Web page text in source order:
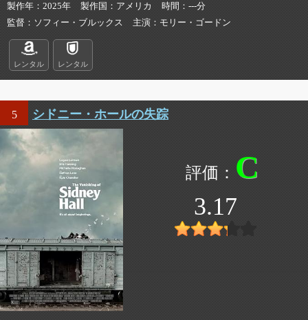
製作年 2025年 製作国 アメリカ 時間
---分
監督
ソフィー・ブルックス 主演 モリー・ゴードン
レンタル レンタル
5 シドニー・ホールの失踪
C
3.17